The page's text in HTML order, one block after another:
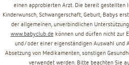
einen approbierten Arzt. Die bereit gestellten
Kinderwunsch, Schwangerschaft, Geburt, Babys
der allgemeinen, unverbindlichen
www.babyclub.de können und dürfen nicht zur
und/oder einer eigenständigen Auswahl und
Absetzung von Medikamenten, sonstigen
verwendet werden. Bitte beachten Sie